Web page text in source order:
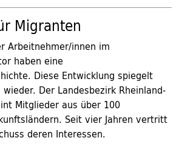
Migranten
Arbeitnehmer/innen im
haben eine
Diese Entwicklung spiegelt
Der Landesbezirk Rheinland-
Mitglieder aus über 100
Seit vier Jahren vertritt
deren Interessen.